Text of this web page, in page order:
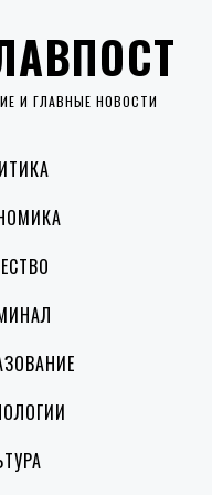
И ГЛАВНЫЕ НОВОСТИ